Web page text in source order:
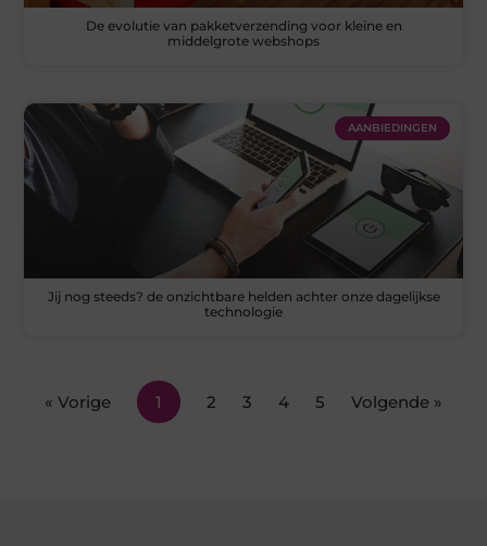
De evolutie van pakketverzending voor kleine en
middelgrote webshops
AANBIEDINGEN
Jij nog steeds? de onzichtbare helden achter onze dagelijkse
technologie
« Vorige 1 2 3 4 5 Volgende »